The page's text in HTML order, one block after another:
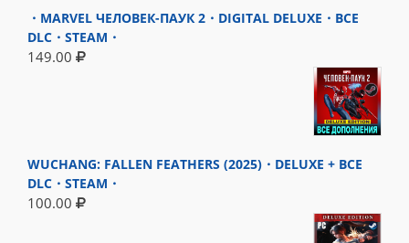
・MARVEL ЧЕЛОВЕК-ПАУК 2・DIGITAL DELUXE・ВСЕ
DLC・STEAM・
149.00
WUCHANG: FALLEN FEATHERS (2025)・DELUXE + ВСЕ
DLC・STEAM・
100.00